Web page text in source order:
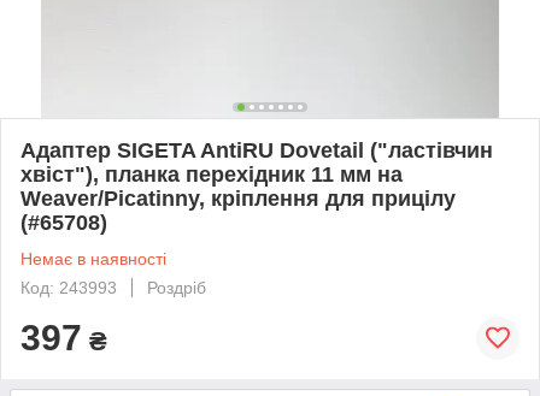
Адаптер SIGETA AntiRU Dovetail ("ластівчин
хвіст"), планка перехідник 11 мм на
Weaver/Picatinny, кріплення для прицілу
(#65708)
Немає в наявності
Код: 243993
Роздріб
397 ₴